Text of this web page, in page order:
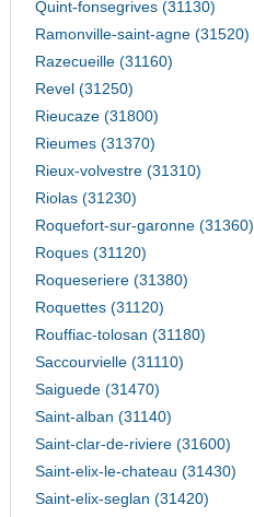
Quint-fonsegrives (31130)
Ramonville-saint-agne (31520)
Razecueille (31160)
Revel (31250)
Rieucaze (31800)
Rieumes (31370)
Rieux-volvestre (31310)
Riolas (31230)
Roquefort-sur-garonne (31360)
Roques (31120)
Roqueseriere (31380)
Roquettes (31120)
Rouffiac-tolosan (31180)
Saccourvielle (31110)
Saiguede (31470)
Saint-alban (31140)
Saint-clar-de-riviere (31600)
Saint-elix-le-chateau (31430)
Saint-elix-seglan (31420)